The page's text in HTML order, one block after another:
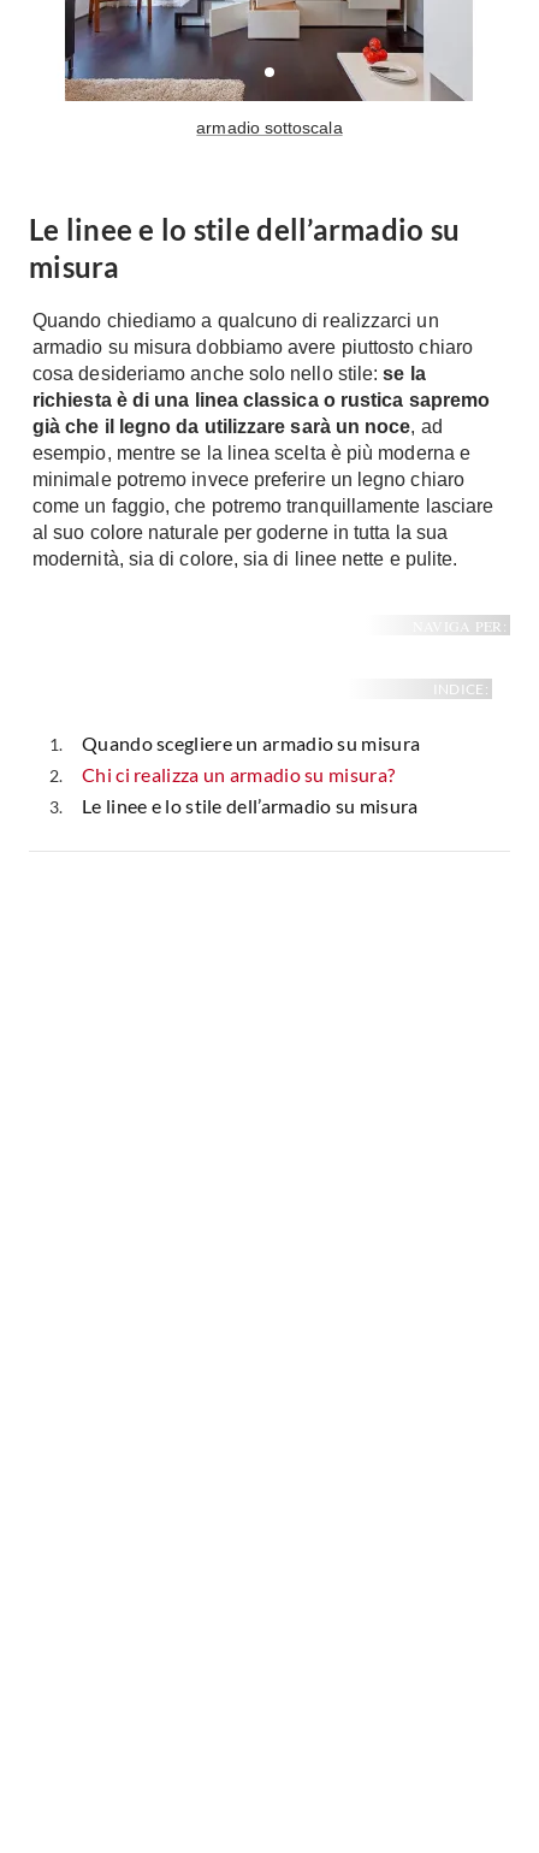
Materassi
Lattice
Consigli materassi
Bagno
Arredo Bagno
Sanitari
Cabine Doccia
Idromassaggio
Accessori Bagno
Rubinetteria
Vasche da Bagno
A Chiocciola
Scale Interni
Ringhiere
Cotto
Gres
Laminato
Moquette
Carta da parati
Pavimenti esterni
Fai da Te
Fai da te in giardino
Casa fai da te
armadio sottoscala
Le linee e lo stile dell’armadio su
misura
Quando chiediamo a qualcuno di realizzarci un
armadio su misura dobbiamo avere piuttosto chiaro
cosa desideriamo anche solo nello stile:se la
richiesta è di una linea classica o rustica sapremo
già che il legno da utilizzare sarà un noce, ad
esempio, mentre se la linea scelta è più moderna e
minimale potremo invece preferire un legno chiaro
come un faggio, che potremo tranquillamente lasciare
al suo colore naturale per goderne in tutta la sua
modernità, sia di colore, sia di linee nette e pulite.
NAVIGA PER:
INDICE:
Quando scegliere un armadio su misura
Chi ci realizza un armadio su misura?
Le linee e lo stile dell’armadio su misura